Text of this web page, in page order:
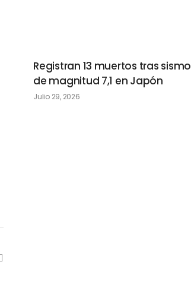
Registran 13 muertos tras sismo
de magnitud 7,1 en Japón
Julio 29, 2026